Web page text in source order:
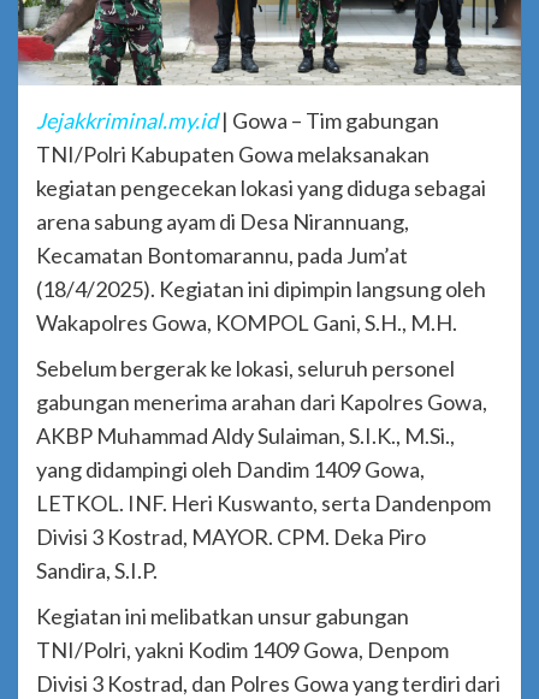
Jejakkriminal.my.id| Gowa – Tim gabungan
TNI/Polri Kabupaten Gowa melaksanakan
kegiatan pengecekan lokasi yang diduga sebagai
arena sabung ayam di Desa Nirannuang,
Kecamatan Bontomarannu, pada Jum’at
(18/4/2025). Kegiatan ini dipimpin langsung oleh
Wakapolres Gowa, KOMPOL Gani, S.H., M.H.
Sebelum bergerak ke lokasi, seluruh personel
gabungan menerima arahan dari Kapolres Gowa,
AKBP Muhammad Aldy Sulaiman, S.I.K., M.Si.,
yang didampingi oleh Dandim 1409 Gowa,
LETKOL. INF. Heri Kuswanto, serta Dandenpom
Divisi 3 Kostrad, MAYOR. CPM. Deka Piro
Sandira, S.I.P.
Kegiatan ini melibatkan unsur gabungan
TNI/Polri, yakni Kodim 1409 Gowa, Denpom
Divisi 3 Kostrad, dan Polres Gowa yang terdiri dari